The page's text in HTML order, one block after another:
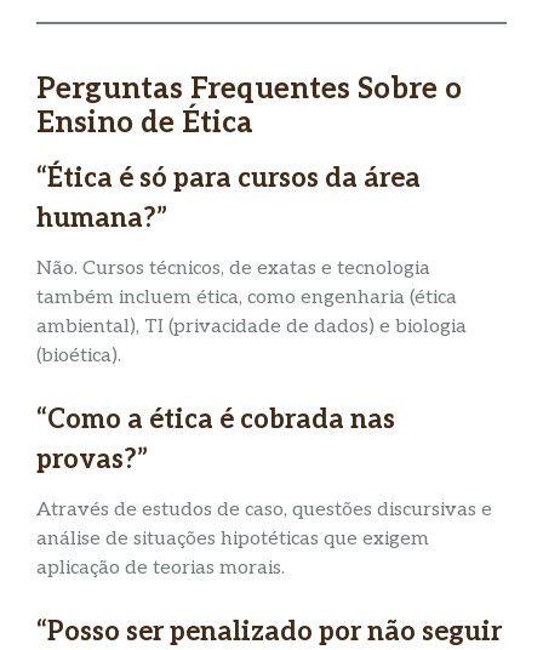
Perguntas Frequentes Sobre o
Ensino de Ética
“Ética é só para cursos da área
humana?”
Não. Cursos técnicos, de exatas e tecnologia
também incluem ética, como engenharia (ética
ambiental), TI (privacidade de dados) e biologia
(bioética).
“Como a ética é cobrada nas
provas?”
Através de estudos de caso, questões discursivas e
análise de situações hipotéticas que exigem
aplicação de teorias morais.
“Posso ser penalizado por não seguir